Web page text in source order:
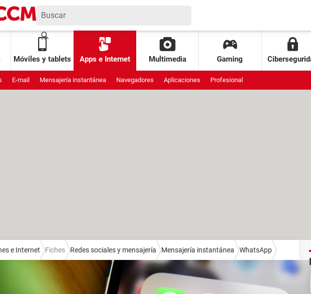
Móviles y tablets Apps e Internet Multimedia Gaming
E-mail Mensajería instantánea Navegadores Aplicaciones Profesional
e Internet Fiches Redes sociales y mensajería Mensajería instantánea WhatsApp